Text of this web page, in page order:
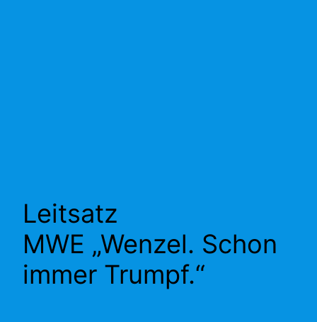
Leitsatz
MWE „Wenzel. Schon
immer Trumpf.“